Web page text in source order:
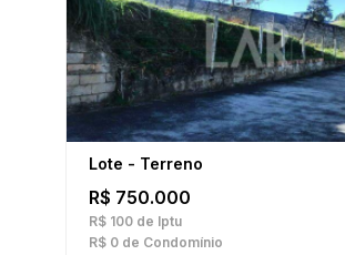
Lote - Terreno
R$ 750.000
R$ 100 de Iptu
R$ 0 de Condomínio